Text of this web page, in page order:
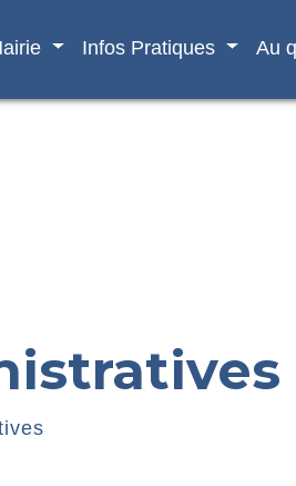
Infos Pratiques Au